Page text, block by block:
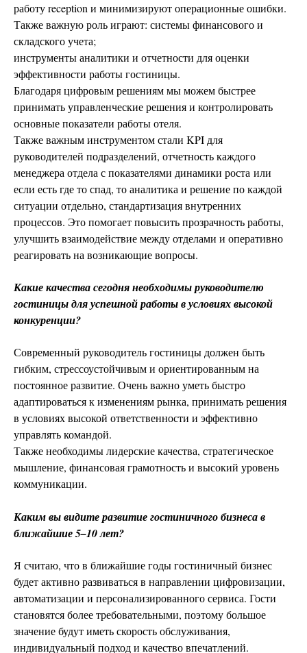
работу reception и минимизируют операционные ошибки.
Также важную роль играют: системы финансового и
складского учета;
инструменты аналитики и отчетности для оценки
эффективности работы гостиницы.
Благодаря цифровым решениям мы можем быстрее
принимать управленческие решения и контролировать
основные показатели работы отеля.
Также важным инструментом стали KPI для
руководителей подразделений, отчетность каждого
менеджера отдела с показателями динамики роста или
если есть где то спад, то аналитика и решение по каждой
ситуации отдельно, стандартизация внутренних
процессов. Это помогает повысить прозрачность работы,
улучшить взаимодействие между отделами и оперативно
реагировать на возникающие вопросы.
Какие качества сегодня необходимы руководителю
гостиницы для успешной работы в условиях высокой
конкуренции?
Современный руководитель гостиницы должен быть
гибким, стрессоустойчивым и ориентированным на
постоянное развитие. Очень важно уметь быстро
адаптироваться к изменениям рынка, принимать решения
в условиях высокой ответственности и эффективно
управлять командой.
Также необходимы лидерские качества, стратегическое
мышление, финансовая грамотность и высокий уровень
коммуникации.
Каким вы видите развитие гостиничного бизнеса в
ближайшие 5–10 лет?
Я считаю, что в ближайшие годы гостиничный бизнес
будет активно развиваться в направлении цифровизации,
автоматизации и персонализированного сервиса. Гости
становятся более требовательными, поэтому большое
значение будут иметь скорость обслуживания,
индивидуальный подход и качество впечатлений.